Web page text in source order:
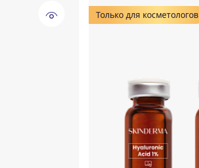
Только для косметологов